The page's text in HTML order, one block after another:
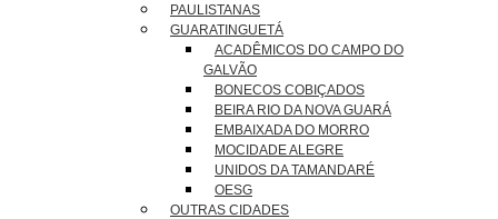
PAULISTANAS
GUARATINGUETÁ
ACADÊMICOS DO CAMPO DO
GALVÃO
BONECOS COBIÇADOS
BEIRA RIO DA NOVA GUARÁ
EMBAIXADA DO MORRO
MOCIDADE ALEGRE
UNIDOS DA TAMANDARÉ
OESG
OUTRAS CIDADES